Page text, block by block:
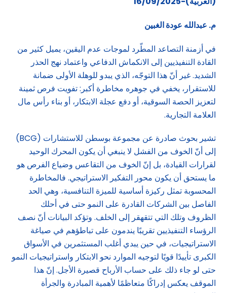
م. عبدالله عودة الغبين
في أزمنة التصاعد المطّرد لموجات عدم اليقين، يميل كثير من
القادة التنفيذيين إلى الانكماش الدفاعي واعتماد نهج الحذر
الشديد. غير أنّ هذا التوجّه، الذي يبدو للوهلة الأولى ضمانة
للاستقرار، يخفي في جوهره مخاطرة أكبر: تفويت فرص ثمينة
لتعزيز الحصة السوقية، أو دفع عجلة الابتكار، أو بناء رأس مال
العلامة التجارية.
تشير بحوث صادرة عن مجموعة بوسطن للاستشارات (BCG)
إلى أنّ الخوف من الفشل لا ينبغي أن يكون المحرك الوحيد
لقرارات القيادة، بل إنّ الخوف من التقاعس وضياع الفرص هو
ما يستحق أن يكون محور التفكير الاستراتيجي. فالمخاطرة
المحسوبة تمثل ركيزة أساسية للميزة التنافسية، وهي الحد
الفاصل بين الشركات القادرة على النمو حتى في أحلك
الظروف وتلك التي تتقهقر إلى الخلف. وتؤكد البيانات أنّ نصف
الرؤساء التنفيذيين تقريبًا يندمون على تباطؤهم في صياغة
الاستراتيجيات، في حين يبدي أغلب المستثمرين في الأسواق
الكبرى تأييدًا قويًا لتوجيه الموارد نحو الابتكار واستراتيجيات النمو
حتى لو جاء ذلك على حساب الأرباح قصيرة الأجل. إنّ هذا
الموقف يعكس إدراكًا متعاظمًا لأهمية المبادرة والجرأة